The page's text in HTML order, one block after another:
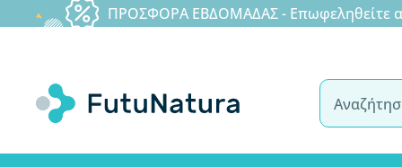
ΠΡΟΣΦΟΡΑ ΕΒΔΟΜΑΔΑΣ - Επωφεληθείτε